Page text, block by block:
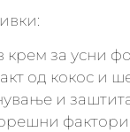
крем за усни
од кокос и
и
фактори.